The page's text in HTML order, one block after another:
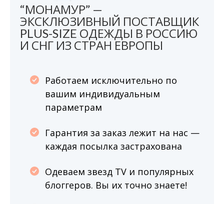
“МОНАМУР” —
ЭКСКЛЮЗИВНЫЙ ПОСТАВЩИК
PLUS-SIZE ОДЕЖДЫ В РОССИЮ
И СНГ ИЗ СТРАН ЕВРОПЫ
Работаем исключительно по
вашим индивидуальным
параметрам
Гарантия за заказ лежит на нас —
каждая посылка застрахована
Одеваем звезд TV и популярных
блоггеров. Вы их точно знаете!